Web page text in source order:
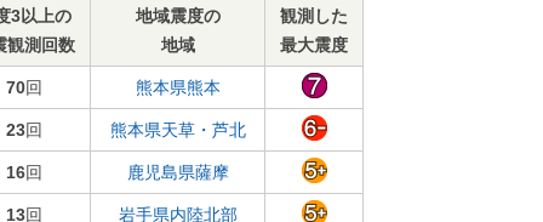
3以上の
観測回数
地域震度の
地域
観測した
最大震度
70回 熊本県熊本
23回 熊本県天草・芦北
16回 鹿児島県薩摩
13回 岩手県内陸北部